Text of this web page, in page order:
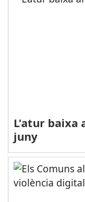
L'atur baixa
juny